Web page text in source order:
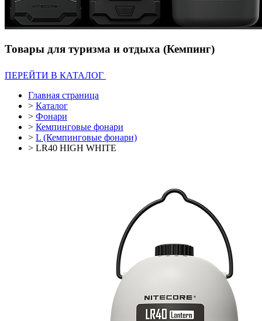
Товары для туризма и отдыха (Кемпинг)
ПЕРЕЙТИ В КАТАЛОГ
Главная страница
> Каталог
> Фонари
> Кемпинговые фонари
> L (Кемпинговые фонари)
> LR40 HIGH WHITE